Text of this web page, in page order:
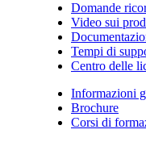
Domande
Video sui
Tempi di
Centro delle
Informazioni
Brochure
Corsi di